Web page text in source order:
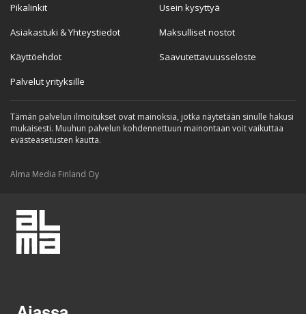
Pikalinkit
Asiakastuki & Yhteystiedot
Käyttöehdot
Palvelut yrityksille
Usein kysyttyä
Maksulliset nostot
Saavutettavuusseloste
Tämän palvelun ilmoitukset ovat mainoksia, jotka näytetään sinulle hakusi
mukaisesti. Muuhun palvelun kohdennettuun mainontaan voit vaikuttaa
evästeasetusten kautta.
Alma Media Finland Oy